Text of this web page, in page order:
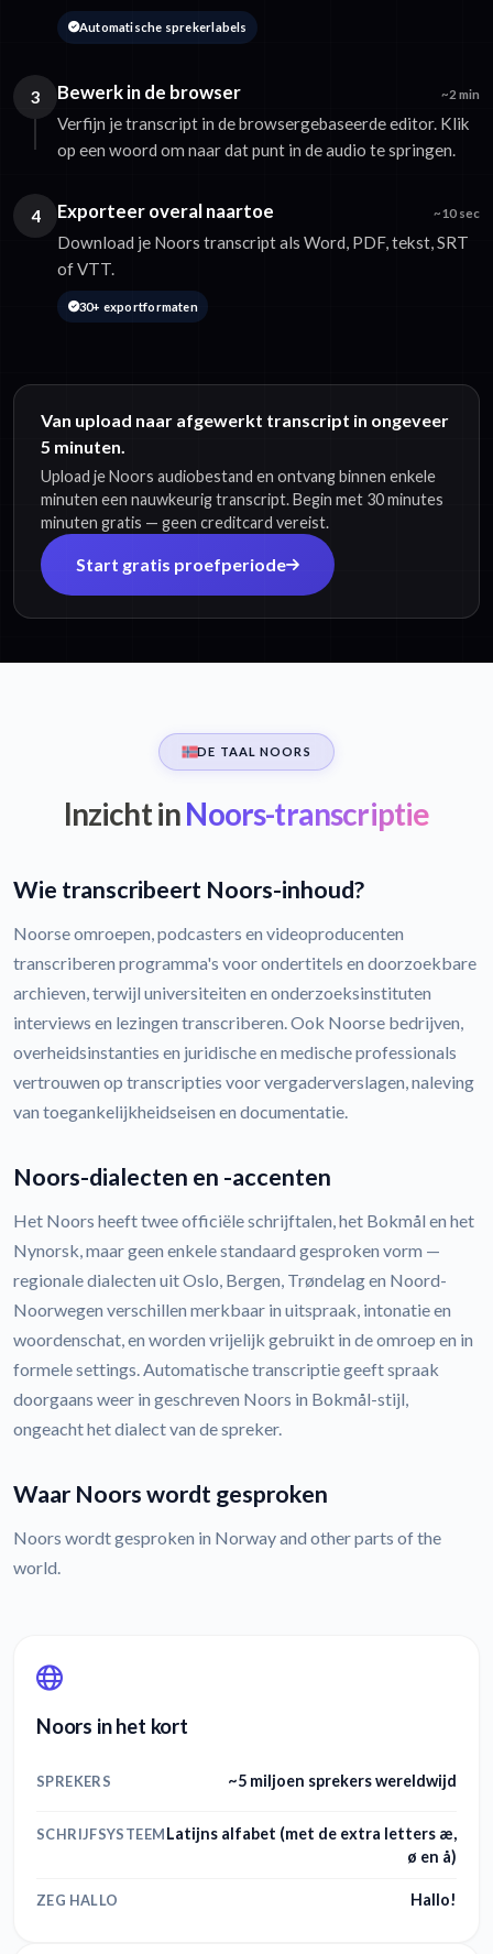
Automatische sprekerlabels
3 Bewerk in de browser ~2 min
Verfijn je transcript in de browsergebaseerde editor. Klik
op een woord om naar dat punt in de audio te springen.
4 Exporteer overal naartoe ~10 sec
Download je Noors transcript als Word, PDF, tekst, SRT
of VTT.
30+ exportformaten
Van upload naar afgewerkt transcript in ongeveer
5 minuten.
Upload je Noors audiobestand en ontvang binnen enkele
minuten een nauwkeurig transcript. Begin met 30 minutes
minuten gratis — geen creditcard vereist.
Start gratis proefperiode
DE TAAL NOORS
Inzicht inNoors-transcriptie
Wie transcribeert Noors-inhoud?
Noorse omroepen, podcasters en videoproducenten
transcriberen programma's voor ondertitels en doorzoekbare
archieven, terwijl universiteiten en onderzoeksinstituten
interviews en lezingen transcriberen. Ook Noorse bedrijven,
overheidsinstanties en juridische en medische professionals
vertrouwen op transcripties voor vergaderverslagen, naleving
van toegankelijkheidseisen en documentatie.
Noors-dialecten en -accenten
Het Noors heeft twee officiële schrijftalen, het Bokmål en het
Nynorsk, maar geen enkele standaard gesproken vorm —
regionale dialecten uit Oslo, Bergen, Trøndelag en Noord-
Noorwegen verschillen merkbaar in uitspraak, intonatie en
woordenschat, en worden vrijelijk gebruikt in de omroep en in
formele settings. Automatische transcriptie geeft spraak
doorgaans weer in geschreven Noors in Bokmål-stijl,
ongeacht het dialect van de spreker.
Waar Noors wordt gesproken
Noors wordt gesproken in Norway and other parts of the
world.
Noors in het kort
SPREKERS ~5 miljoen sprekers wereldwijd
SCHRIJFSYSTEEMLatijns alfabet (met de extra letters æ,
ø en å)
ZEG HALLO Hallo!